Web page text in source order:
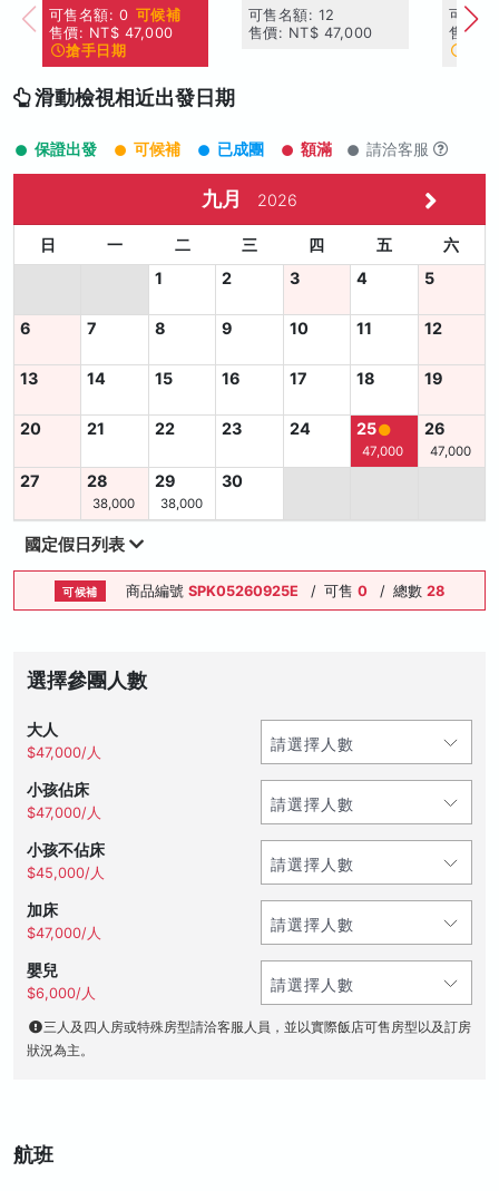
可售名額: 0 可候補
售價: NT$ 47,000
搶手日期
可售名額: 12
售價: NT$ 47,000
可售名
售價:
滑動檢視相近出發日期
保證出發 可候補 已成團 額滿 請洽客服
九月 2026
日 一 二 三 四 五
六
1
2 3 4 5
6 7 8 9 10 11 12
13 14 15 16 17 18 19
20 21 22 23 24 25
47,000
26
47,000
27 28
38,000
29
38,000
30
國定假日列表
可候補 商品編號 SPK05260925E / 可售 0 / 總數 28
選擇參團人數
大人
$47,000/人
小孩佔床
$47,000/人
小孩不佔床
$45,000/人
加床
$47,000/人
嬰兒
$6,000/人
三人及四人房或特殊房型請洽客服人員，並以實際飯店可售房型以及訂房
狀況為主。
航班